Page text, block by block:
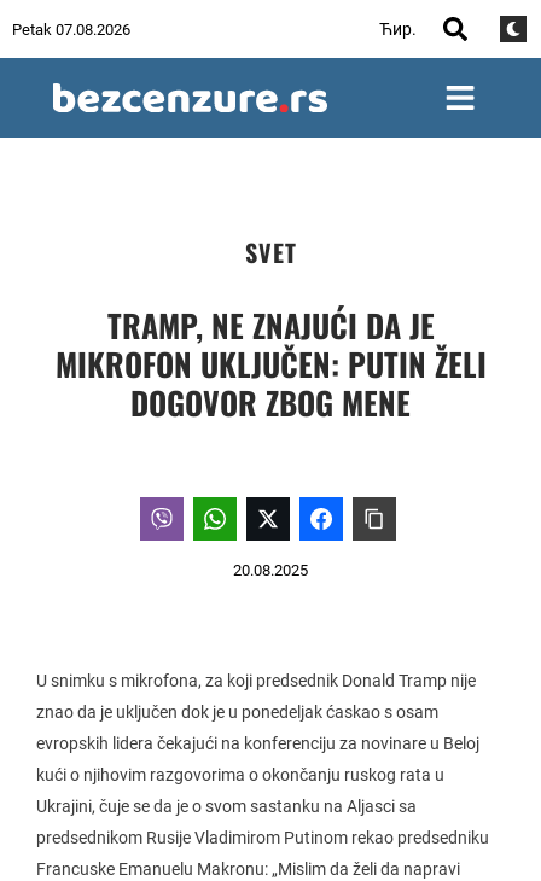
Petak 07.08.2026 Ћир.
SVET
TRAMP, NE ZNAJUĆI DA JE
MIKROFON UKLJUČEN: PUTIN ŽELI
DOGOVOR ZBOG MENE
20.08.2025
U snimku s mikrofona, za koji predsednik Donald Tramp nije
znao da je uključen dok je u ponedeljak ćaskao s osam
evropskih lidera čekajući na konferenciju za novinare u Beloj
kući o njihovim razgovorima o okončanju ruskog rata u
Ukrajini, čuje se da je o svom sastanku na Aljasci sa
predsednikom Rusije Vladimirom Putinom rekao predsedniku
Francuske Emanuelu Makronu: „Mislim da želi da napravi